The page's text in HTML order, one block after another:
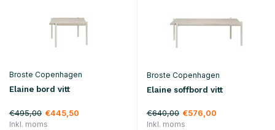
Broste Copenhagen
Elaine bord vitt
€495,00 €445,50
Inkl. moms
Broste Copenhagen
Elaine soffbord vitt
€640,00 €576,00
Inkl. moms